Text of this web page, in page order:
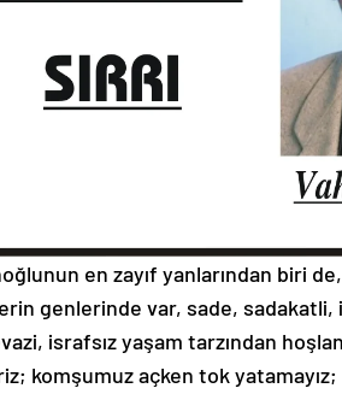
en zayıf yanlarından biri
genlerinde var, sade,
israfsız yaşam tarzından
komşumuz açken tok